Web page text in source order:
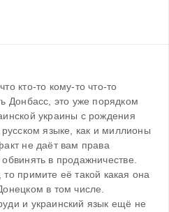
кто-то кому-то что-то
Донбасс, это уже порядком
украины с рождения
русском языке, как и миллионы
не даёт вам права
в продажничестве.
примите её такой какая она
в том числе.
и украинский язык ещё не